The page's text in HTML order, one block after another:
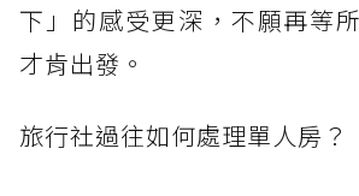
下」的感受更深，不願再等
才肯出發。
旅行社過往如何處理單人房？